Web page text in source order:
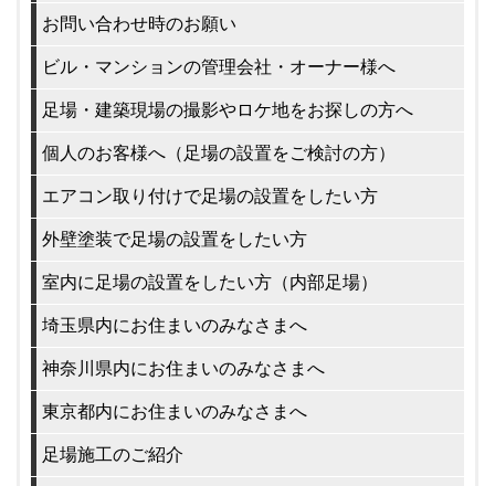
お問い合わせ時のお願い
ビル・マンションの管理会社・オーナー様へ
足場・建築現場の撮影やロケ地をお探しの方へ
個人のお客様へ（足場の設置をご検討の方）
エアコン取り付けで足場の設置をしたい方
外壁塗装で足場の設置をしたい方
室内に足場の設置をしたい方（内部足場）
埼玉県内にお住まいのみなさまへ
神奈川県内にお住まいのみなさまへ
東京都内にお住まいのみなさまへ
足場施工のご紹介